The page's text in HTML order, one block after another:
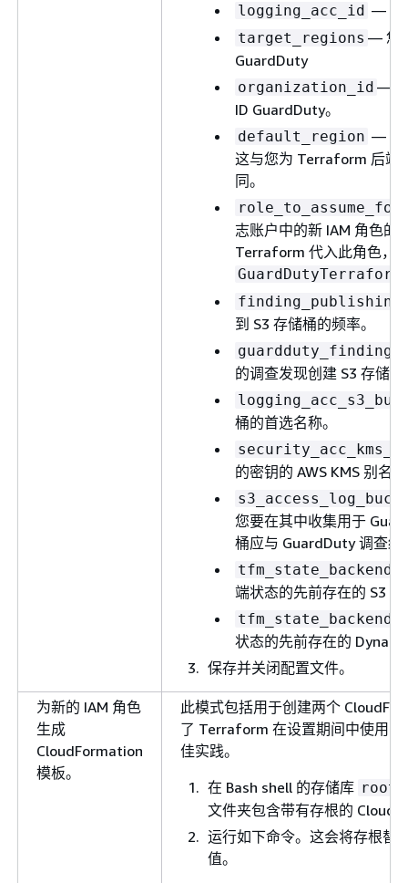
logging_acc_id — 登
target_regions — 您
GuardDuty
organization_id — 您
ID GuardDuty。
default_region — 管
这与您为 Terraform 后端
同。
志账户中的新 IAM 角色的
Terraform 代入此角色，
到 S3 存储桶的频率。
的调查发现创建 S3 存储
桶的首选名称。
的密钥的 AWS KMS 别名。
您要在其中收集用于
桶应与 GuardDuty 调查结
端状态的先前存在的 S3
状态的先前存在的
保存并关闭配置文件。
为新的 IAM 角色
生成
CloudFormation
模板。
此模式包括用于创建两个
了 Terraform 在设置期间中使用的
佳实践。
在 Bash shell 的存储库 root
文件夹包含带有存根的
运行如下命令。这会将存根替
值。